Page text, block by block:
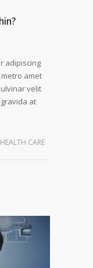
adipiscing
amet
velit
at
CARE